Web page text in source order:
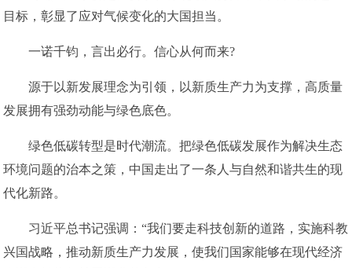
目标，彰显了应对气候变化的大国担当。
一诺千钧，言出必行。信心从何而来?
源于以新发展理念为引领，以新质生产力为支撑，高质量
发展拥有强劲动能与绿色底色。
绿色低碳转型是时代潮流。把绿色低碳发展作为解决生态
环境问题的治本之策，中国走出了一条人与自然和谐共生的现
代化新路。
习近平总书记强调：“我们要走科技创新的道路，实施科教
兴国战略，推动新质生产力发展，使我们国家能够在现代经济